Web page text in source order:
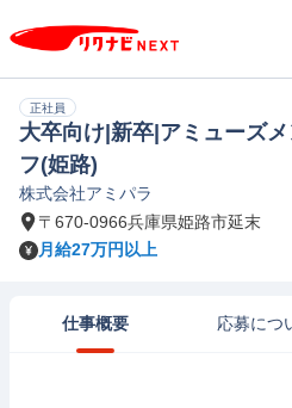
正社員
大卒向け|新卒|アミューズ
フ(姫路)
株式会社アミパラ
〒670-0966兵庫県姫路市延末
月給27万円以上
仕事概要 応募につ